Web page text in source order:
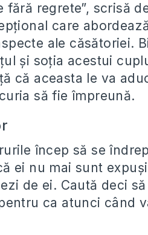
fără regrete”, scrisă
care
ale căsătoriei.
și soția acestui
că aceasta le va
să fie împreună.
încep să se
ei nu mai sunt
de ei. Caută deci
ca atunci când